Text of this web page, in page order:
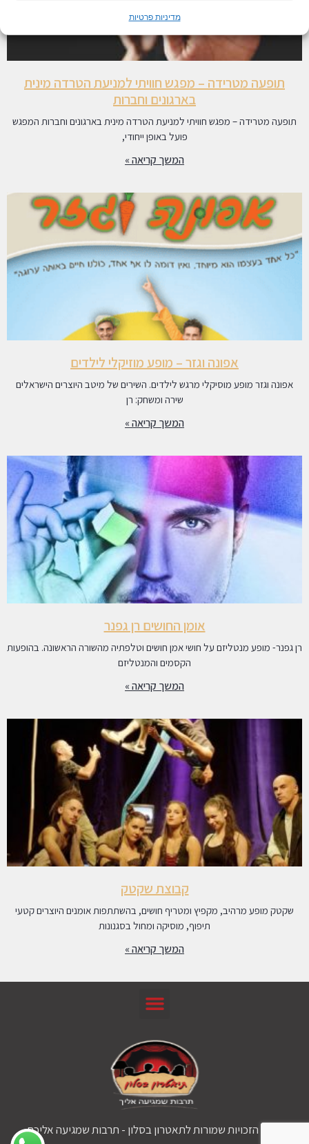
מדיניות פרטיות
תופעה מטרידה – מפגש חוויתי למניעת הטרדה מינית
בארגונים וחברות
תופעה מטרידה – מפגש חוויתי למניעת הטרדה מינית בארגונים וחברות המפגש
פועל באופן ייחודי,
המשך קריאה »
אפונה וגזר – מופע מוזיקלי לילדים
אפונה וגזר מופע מוסיקלי מרגש לילדים. השירים של מיטב היוצרים הישראלים
שירה ומשחק: רן
המשך קריאה »
אומן החושים רן גפנר
רן גפנר- מופע מנטליזם על חושי אמן חושים וטלפתיה מהשורה הראשונה. בהופעות
הקסמים והמנטליזם
המשך קריאה »
קבוצת שקטק
שקטק מופע מרהיב, מקפיץ ומטריף חושים, בהשתתפות אומנים היוצרים קטעי
תיפוף, מוסיקה ומחול בסגנונות
המשך קריאה »
© כל הזכויות שמורות לתאטרון בסלון - תרבות שמגיעה אליכם